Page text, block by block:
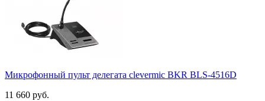
Микрофонный пульт делегата clevermic BKR BLS-4516D
11 660 руб.